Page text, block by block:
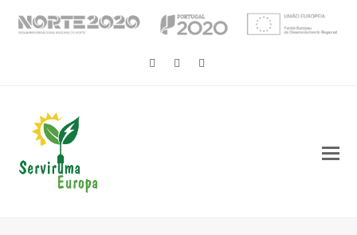
Twitter Facebook